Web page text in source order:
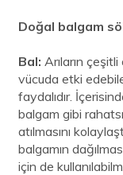
Doğal balgam
Bal: Arıların
vücuda etki
faydalıdır.
balgam gibi
atılmasını
balgamın
için de